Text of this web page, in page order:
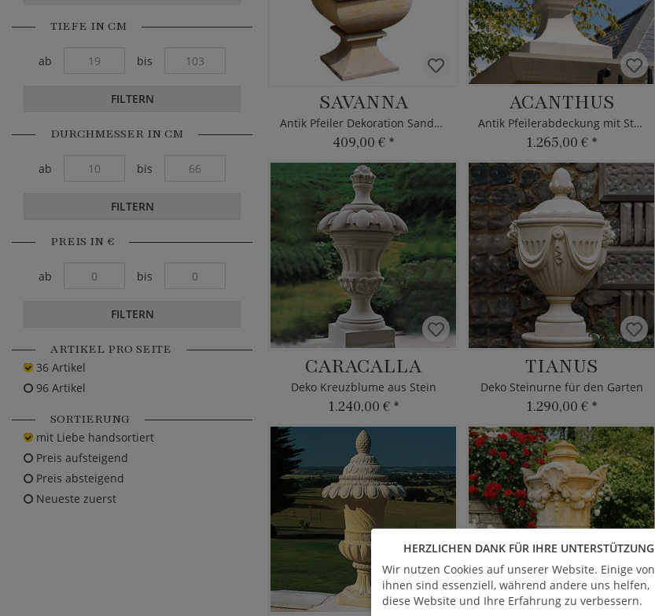
SAVANNA
Antik Pfeiler Dekoration Sandstein
409,00 € *
ACANTHUS
Antik Pfeilerabdeckung mit Stein Kugel
1.265,00 € *
CARACALLA
Deko Kreuzblume aus Stein
1.240,00 € *
TIANUS
Deko Steinurne für den Garten
1.290,00 € *
TIEFE IN CM
ab bis
FILTERN
DURCHMESSER IN CM
ab bis
FILTERN
PREIS IN €
ab bis
FILTERN
ARTIKEL PRO SEITE
36 Artikel
96 Artikel
SORTIERUNG
mit Liebe handsortiert
Preis aufsteigend
Preis absteigend
Neueste zuerst
HERZLICHEN DANK FÜR IHRE UNTERSTÜTZUNG
Wir nutzen Cookies auf unserer Website. Einige von
ihnen sind essenziell, während andere uns helfen,
diese Website und Ihre Erfahrung zu verbessern.